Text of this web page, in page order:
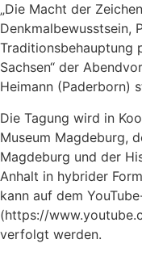
„Die Macht der
Denkmalbewusstsein,
Traditionsbehauptung
Sachsen“ der
Heimann (Paderborn)
Die Tagung wird in
Museum Magdeburg,
Magdeburg und der
Anhalt in hybrider
kann auf dem
(https://
verfolgt werden.